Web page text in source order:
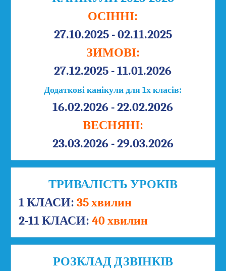
ОСІННІ:
27.10.2025 - 02.11.2025
ЗИМОВІ:
27.12.2025 - 11.01.2026
Додаткові канікули для 1х класів:
16.02.2026 - 22.02.2026
ВЕСНЯНІ:
23.03.2026 - 29.03.2026
ТРИВАЛІСТЬ УРОКІВ
1 КЛАСИ: 35 хвилин
2-11 КЛАСИ: 40 хвилин
РОЗКЛАД ДЗВІНКІВ